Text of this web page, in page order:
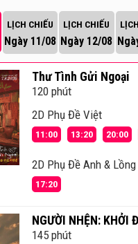
LỊCH CHIẾU
Ngày 11/08
LỊCH CHIẾU
Ngày 12/08
Thư Tình Gửi Ngoại
120 phút
2D Phụ Đề Việt
11:00 13:20 20:00
2D Phụ Đề Anh &
17:20
NGƯỜI NHỆN: KHỞI
145 phút